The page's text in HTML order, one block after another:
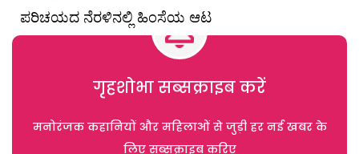
ಪರಿಚಯದ ನೆರಳಿನಲ್ಲಿ ಹಿಂಸೆಯ ಆಟ
गृहशोभा सब्सक्राइब करें
मनोरंजक कहानियों और महिलाओं से जुड़ी हर नई खबर के
लिए सब्सक्राइब करिए